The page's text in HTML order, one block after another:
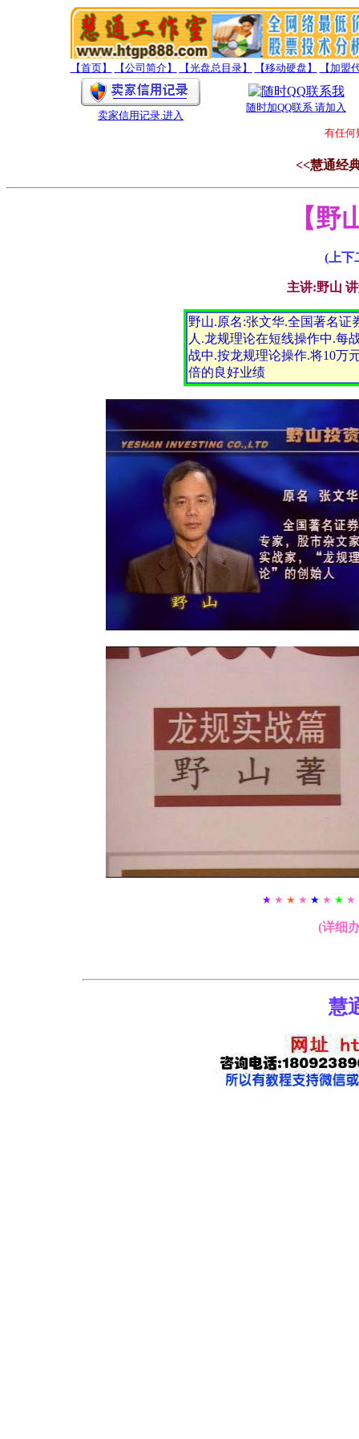
【首页】 【公司简介】 【光盘总目录】 【移动硬盘】 【加盟
卖家信用记录.进入
随时加QQ联系 请加入
有任何
<<慧通经
【野
(上下
主讲:野山
野山.原名:张文华.全国著名证
人.龙规理论在短线操作中.每
战中.按龙规理论操作.将10万
倍的良好业绩
★ ★ ★ ★ ★ ★ ★ ★
(详细
慧